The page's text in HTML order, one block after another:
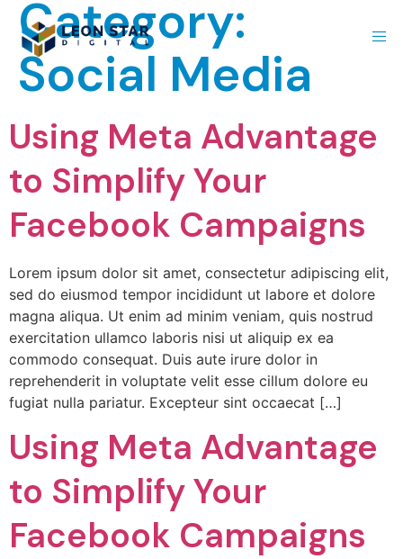
Category:
Social Media
Using Meta Advantage
to Simplify Your
Facebook Campaigns
Lorem ipsum dolor sit amet, consectetur adipiscing elit,
sed do eiusmod tempor incididunt ut labore et dolore
magna aliqua. Ut enim ad minim veniam, quis nostrud
exercitation ullamco laboris nisi ut aliquip ex ea
commodo consequat. Duis aute irure dolor in
reprehenderit in voluptate velit esse cillum dolore eu
fugiat nulla pariatur. Excepteur sint occaecat […]
Using Meta Advantage
to Simplify Your
Facebook Campaigns